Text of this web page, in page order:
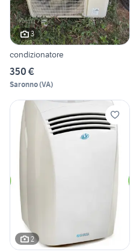
3
condizionatore
350 €
Saronno(VA)
2